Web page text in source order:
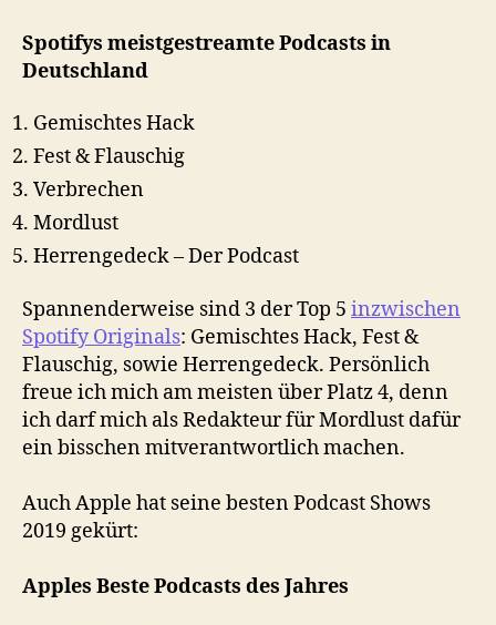
Spotifys meistgestreamte Podcasts in
Deutschland
Gemischtes Hack
Fest & Flauschig
Verbrechen
Mordlust
Herrengedeck – Der Podcast
Spannenderweise sind 3 der Top 5 inzwischen
Spotify Originals: Gemischtes Hack, Fest &
Flauschig, sowie Herrengedeck. Persönlich
freue ich mich am meisten über Platz 4, denn
ich darf mich als Redakteur für Mordlust dafür
ein bisschen mitverantwortlich machen.
Auch Apple hat seine besten Podcast Shows
2019 gekürt:
Apples Beste Podcasts des Jahres